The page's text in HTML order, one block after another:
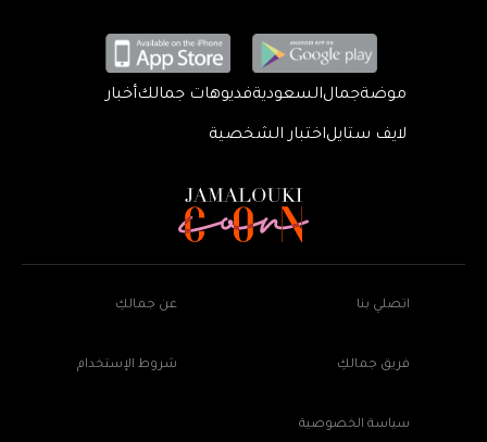
موضةجمالالسعوديةفديوهات جمالكأخبار
لايف ستايلاختبار الشخصية
اتصلي بنا عن جمالكِ
فريق جمالكِ شروط الإستخدام
سياسة الخصوصية